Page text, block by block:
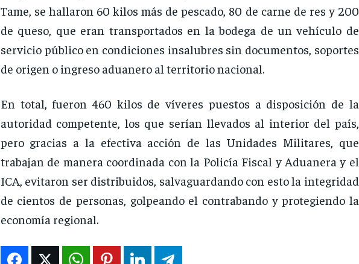
Tame, se hallaron 60 kilos más de pescado, 80 de carne de res y 200
de queso, que eran transportados en la bodega de un vehículo de
servicio público en condiciones insalubres sin documentos, soportes
de origen o ingreso aduanero al territorio nacional.
En total, fueron 460 kilos de víveres puestos a disposición de la
autoridad competente, los que serían llevados al interior del país,
pero gracias a la efectiva acción de las Unidades Militares, que
trabajan de manera coordinada con la Policía Fiscal y Aduanera y el
ICA, evitaron ser distribuidos, salvaguardando con esto la integridad
de cientos de personas, golpeando el contrabando y protegiendo la
economía regional.